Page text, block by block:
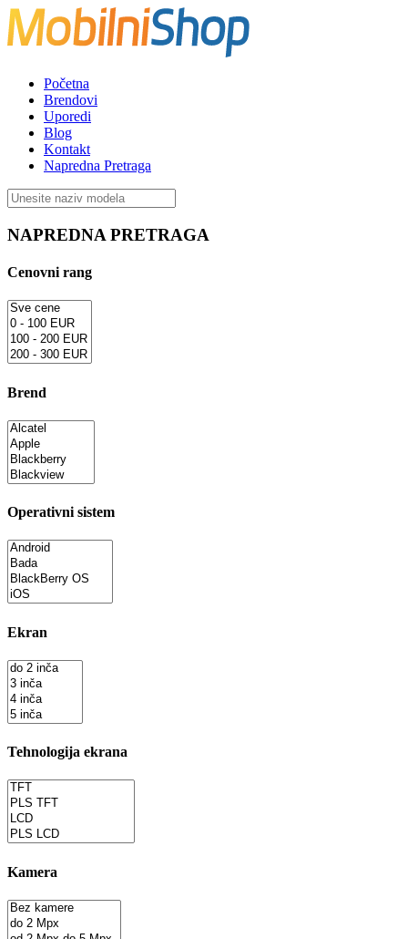
Početna
Brendovi
Uporedi
Blog
Kontakt
Napredna Pretraga
NAPREDNA PRETRAGA
Cenovni rang
Brend
Operativni sistem
Ekran
Tehnologija ekrana
Kamera